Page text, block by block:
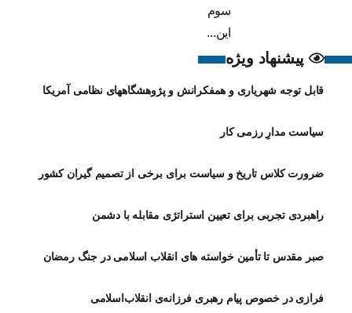
سوم
این...
پیشنهاد ویژه
قابل توجه شهریاری و همفکرانش و پژوهشگاههای نظامی آمریکا
سیاست مدارِ رزمی کار
ضرورت کلاس تاریخ و سیاست برای برخی از تصمیم گیران کشور
راهبردی تجربی برای تعیین استراتژی مقابله با دشمن
صبر مقدس تا تأمین خواسته های انقلاب اسلامی در جنگ رمضان
فرازی در خصوص پیام رهبری فرزانه‌ی انقلاب‌اسلامی